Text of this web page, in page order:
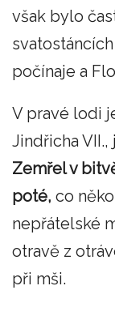
však bylo
počínaje a
V pravé lodi
Jindřicha
Zemřel v
poté, co
nepřátelské
otravě z
při mši.